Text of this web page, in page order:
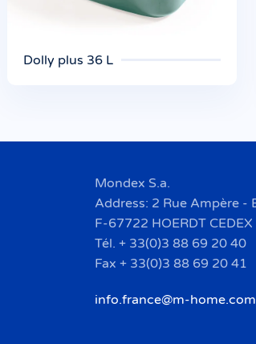
Dolly plus 36 L
Mondex S.a.
Address: 2 Rue Ampère -
F-67722 HOERDT CEDEX
Tél. + 33(0)3 88 69 20 40
Fax + 33(0)3 88 69 20 41
info.france@m-home.com